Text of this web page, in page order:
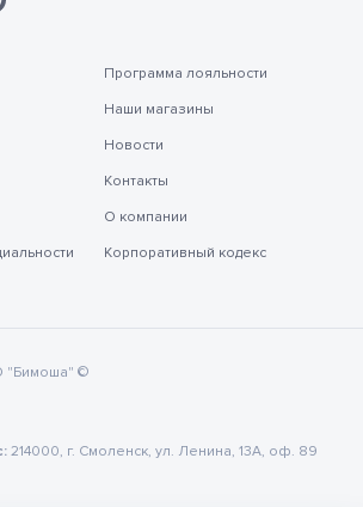
Программа лояльности
Наши магазины
Новости
Контакты
О компании
Корпоративный кодекс
©
214000, г. Смоленск, ул. Ленина, 13А, оф. 89